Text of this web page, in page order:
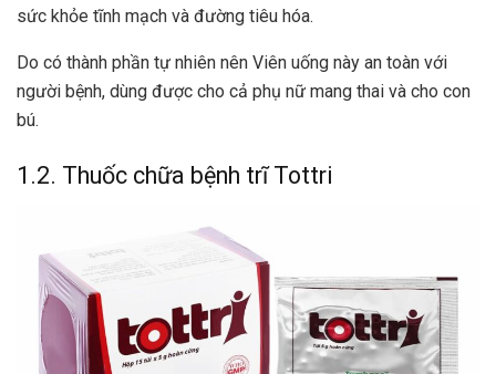
sức khỏe tĩnh mạch và đường tiêu hóa.
Do có thành phần tự nhiên nên Viên uống này an toàn với
người bệnh, dùng được cho cả phụ nữ mang thai và cho con
bú.
1.2. Thuốc chữa bệnh trĩ Tottri